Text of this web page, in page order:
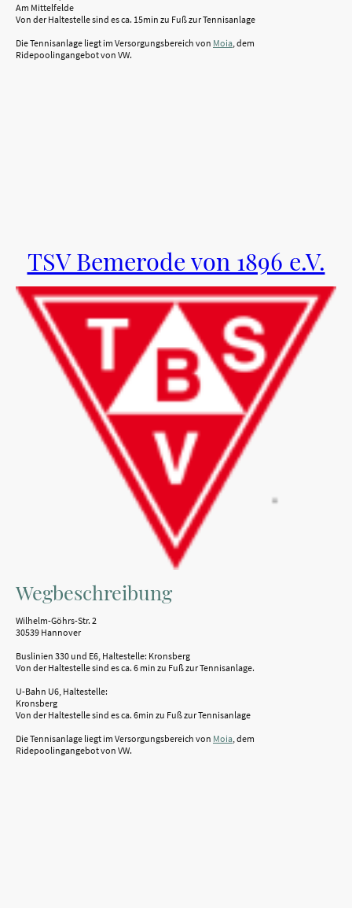
Am Mittelfelde
Von der Haltestelle sind es ca. 15min zu Fuß zur Tennisanlage
Die Tennisanlage liegt im Versorgungsbereich von Moia , dem
Ridepoolingangebot von VW.
TSV Bemerode von 1896 e.V.
Wegbeschreibung
Wilhelm-Göhrs-Str. 2
30539 Hannover
Buslinien 330 und E6, Haltestelle: Kronsberg
Von der Haltestelle sind es ca. 6 min zu Fuß zur Tennisanlage.
U-Bahn U6, Haltestelle:
Kronsberg
Von der Haltestelle sind es ca. 6min zu Fuß zur Tennisanlage
Die Tennisanlage liegt im Versorgungsbereich von Moia , dem
Ridepoolingangebot von VW.